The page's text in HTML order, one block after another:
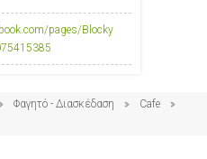
pages/Blocky
Φαγητό - Διασκέδαση
Cafe